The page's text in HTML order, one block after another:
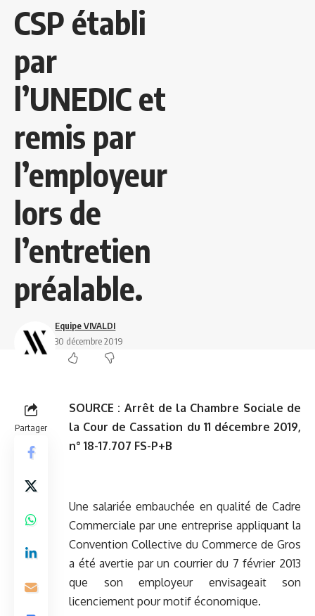
CSP établi
par
l’UNEDIC et
remis par
l’employeur
lors de
l’entretien
préalable.
Equipe VIVALDI
30 décembre 2019
Partager
SOURCE : Arrêt de la Chambre Sociale de
la Cour de Cassation du 11 décembre 2019,
n° 18-17.707 FS-P+B
Une salariée embauchée en qualité de Cadre
Commerciale par une entreprise appliquant la
Convention Collective du Commerce de Gros
a été avertie par un courrier du 7 février 2013
que son employeur envisageait son
licenciement pour motif économique.